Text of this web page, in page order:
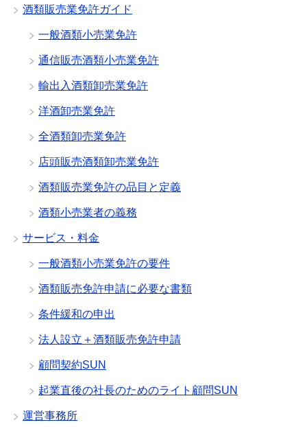
酒類販売業免許ガイド
一般酒類小売業免許
通信販売酒類小売業免許
輸出入酒類卸売業免許
洋酒卸売業免許
全酒類卸売業免許
店頭販売酒類卸売業免許
酒類販売業免許の品目と定義
酒類小売業者の義務
サービス・料金
一般酒類小売業免許の要件
酒類販売免許申請に必要な書類
条件緩和の申出
法人設立＋酒類販売免許申請
顧問契約SUN
起業直後の社長のためのライト顧問SUN
運営事務所